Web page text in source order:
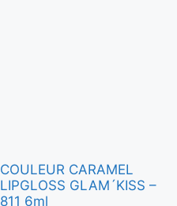
COULEUR CARAMEL
LIPGLOSS GLAM´KISS –
811 6ml